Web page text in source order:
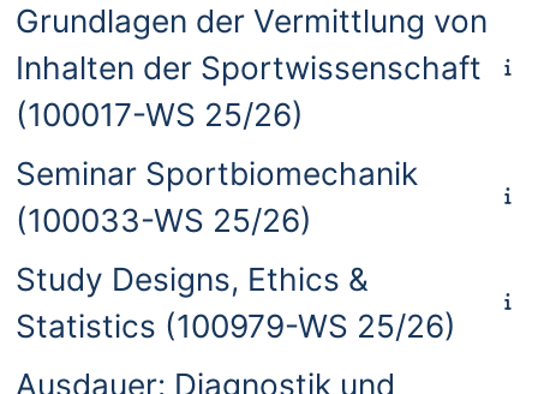
Grundlagen der Vermittlung von
Inhalten der Sportwissenschaft
(100017-WS 25/26)
Seminar Sportbiomechanik
(100033-WS 25/26)
Study Designs, Ethics &
Statistics (100979-WS 25/26)
Ausdauer: Diagnostik und